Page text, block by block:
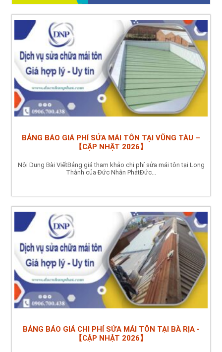
BẢNG BÁO GIÁ PHÍ SỬA MÁI TÔN TẠI VŨNG TÀU –
【CẬP NHẬT 2026】
Nội Dung Bài ViếtBảng giá tham khảo chi phí sửa mái tôn tại Long
Thành của Đức Nhân PhátĐức...
BẢNG BÁO GIÁ CHI PHÍ SỬA MÁI TÔN TẠI BÀ RỊA -
【CẬP NHẬT 2026】